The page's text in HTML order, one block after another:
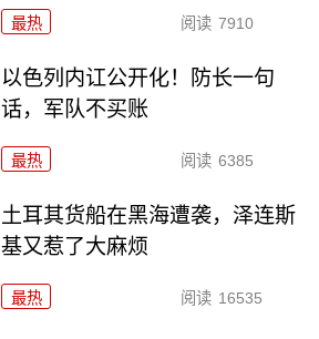
最热 阅读 7910
以色列内讧公开化！防长一句
话，军队不买账
最热 阅读 6385
土耳其货船在黑海遭袭，泽连斯
基又惹了大麻烦
最热 阅读 16535